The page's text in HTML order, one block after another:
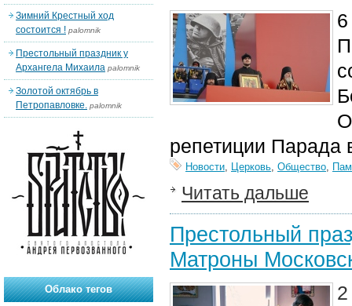
репетиции Парада
Новости, Церковь, Общество,
Читать дальше
Престольный
Матроны
Зимний Крестный ход
состоится ! palomnik
Престольный праздник у
Архангела Михаила palomnik
Золотой октябрь в
Петропавловке. palomnik
Облако тегов